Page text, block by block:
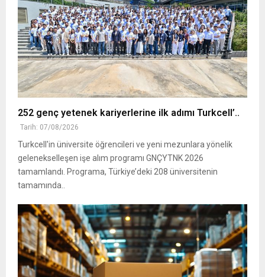
252 genç yetenek kariyerlerine ilk adımı Turkcell’..
Tarih: 07/08/2026
Turkcell'in üniversite öğrencileri ve yeni mezunlara yönelik
gelenekselleşen işe alım programı GNÇYTNK 2026
tamamlandı. Programa, Türkiye’deki 208 üniversitenin
tamamında..